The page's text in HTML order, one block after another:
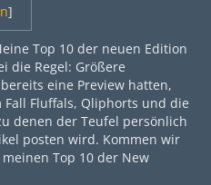
]
Top 10 der neuen Edition
die Regel: Größere
eine Preview hatten,
Fluffals, Qliphorts und die
denen der Teufel persönlich
posten wird. Kommen wir
Top 10 der New